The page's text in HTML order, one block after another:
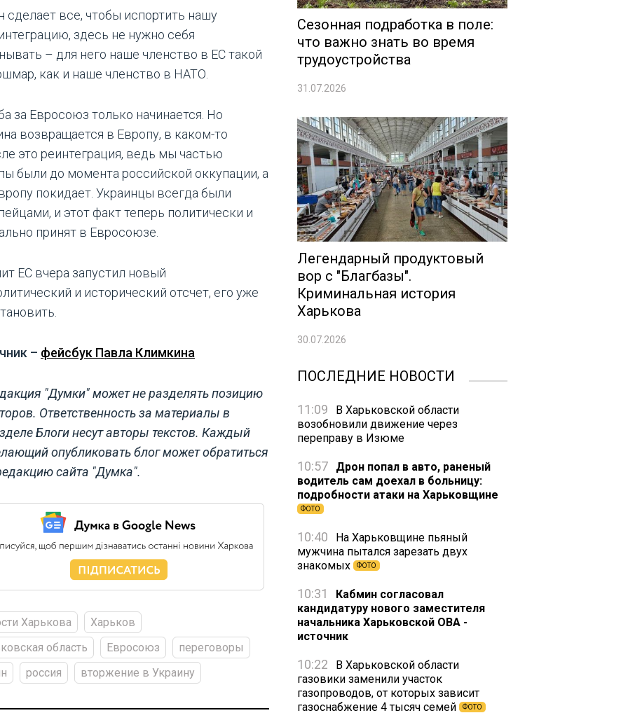
сделает все, чтобы испортить нашу
здесь не нужно себя
– для него наше членство в ЕС такой
как и наше членство в НАТО.
за Евросоюз только начинается. Но
возвращается в Европу, в каком-то
это реинтеграция, ведь мы частью
были до момента российской оккупации, а
покидает. Украинцы всегда были
и этот факт теперь политически и
принят в Евросоюзе.
ЕС вчера запустил новый
и исторический отсчет, его уже
– фейсбук Павла Климкина
"Думки" может не разделять позицию
Ответственность за материалы в
Блоги несут авторы текстов. Каждый
опубликовать блог может обратиться
сайта "Думка".
Харькова
Харьков
область
Евросоюз
переговоры
россия вторжение в Украину
Сезонная подработка в поле:
что важно знать во время
трудоустройства
31.07.2026
Легендарный продуктовый
вор с "Благбазы".
Криминальная история
Харькова
30.07.2026
ПОСЛЕДНИЕ НОВОСТИ
11:09
В Харьковской области
возобновили движение через
переправу в Изюме
10:57
Дрон попал в авто, раненый
водитель сам доехал в больницу:
подробности атаки на Харьковщине
ФОТО
10:40
На Харьковщине пьяный
мужчина пытался зарезать двух
знакомых
ФОТО
10:31
Кабмин согласовал
кандидатуру нового заместителя
начальника Харьковской ОВА -
источник
10:22
В Харьковской области
газовики заменили участок
газопроводов, от которых зависит
газоснабжение 4 тысяч семей
ФОТО